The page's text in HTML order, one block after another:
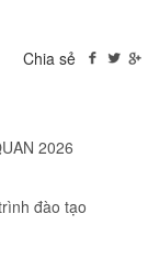
Chia sẻ
2026
đào tạo